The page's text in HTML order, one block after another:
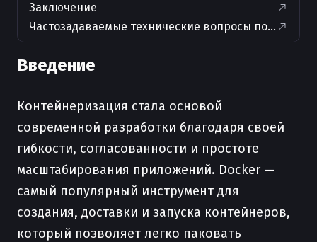
Заключение
Частозадаваемые технические вопросы по теме
Введение
Контейнеризация стала основой
современной разработки благодаря своей
гибкости, согласованности и простоте
масштабирования приложений. Docker —
самый популярный инструмент для
создания, доставки и запуска контейнеров,
который позволяет легко паковать